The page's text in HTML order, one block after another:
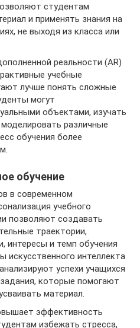
студентам
и применять знания на
не выходя из класса или
реальности (AR)
учебные
лучше понять сложные
могут
объектами, изучать
различные
обучения более
обучение
в современном
учебного
позволяют создавать
траектории,
интересы и темп обучения
искусственного интеллекта
успехи учащихся
которые помогают
материал.
эффективность
избежать стресса,